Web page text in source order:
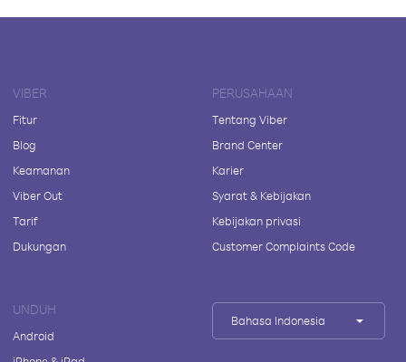
VIBER
Fitur
Blog
Keamanan
Viber Out
Tarif
Dukungan
PERUSAHAAN
Tentang Viber
Brand Center
Karier
Syarat & Kebijakan
Kebijakan privasi
Customer Complaints Code
UNDUH
Android
Bahasa Indonesia